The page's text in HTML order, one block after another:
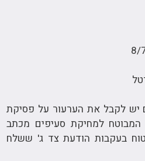
יש לקבל את הערעור על פסיקת
למחיקת סעיפים מכתב
בעקבות הודעת צד ג' ששלח